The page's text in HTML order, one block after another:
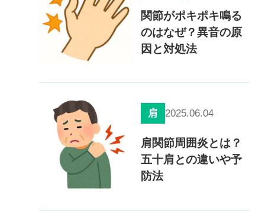
関節がポキポキ鳴る
のはなぜ？異音の原
因と対処法
肩 2025.06.04
肩関節周囲炎とは？
五十肩との違いや予
防法